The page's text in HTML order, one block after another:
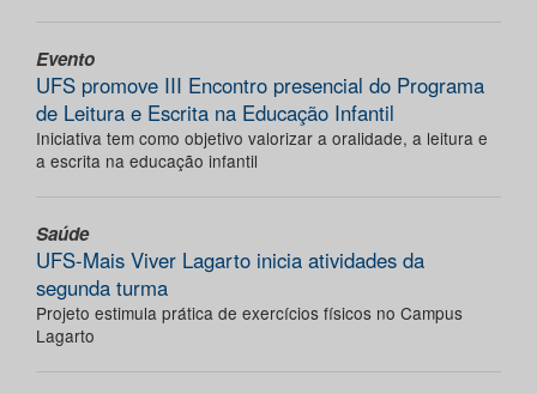
Evento
UFS promove III Encontro presencial do Programa
de Leitura e Escrita na Educação Infantil
Iniciativa tem como objetivo valorizar a oralidade, a leitura e
a escrita na educação infantil
Saúde
UFS-Mais Viver Lagarto inicia atividades da
segunda turma
Projeto estimula prática de exercícios físicos no Campus
Lagarto